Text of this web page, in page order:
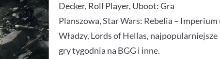
Decker, Roll Player, Uboot: Gra
Planszowa, Star Wars: Rebelia – Imperium
Władzy, Lords of Hellas, najpopularniejsze
gry tygodnia na BGG i inne.